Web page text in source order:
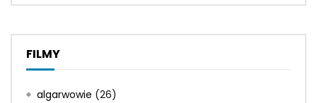
FILMY
algarwowie (26)